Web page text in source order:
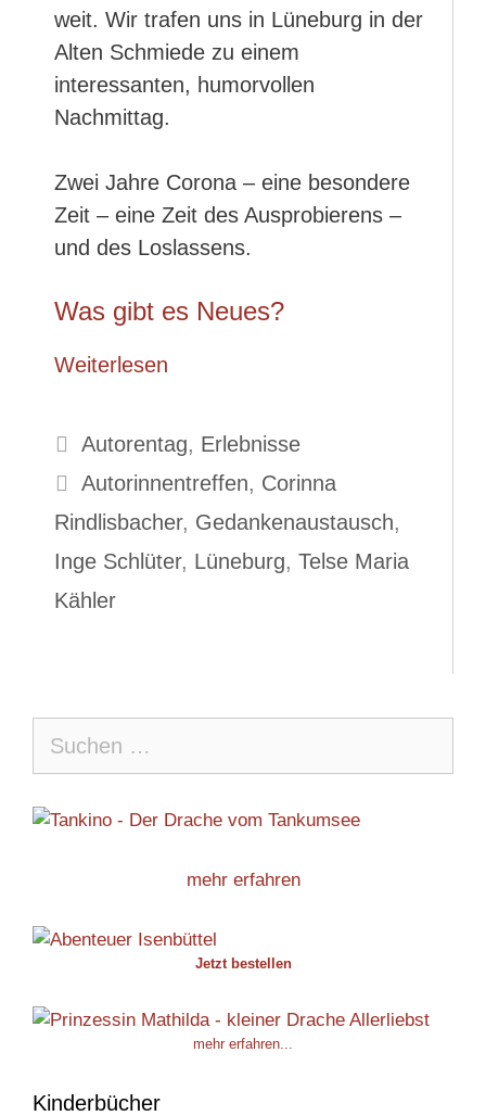
weit. Wir trafen uns in Lüneburg in der
Alten Schmiede zu einem
interessanten, humorvollen
Nachmittag.
Zwei Jahre Corona – eine besondere
Zeit – eine Zeit des Ausprobierens –
und des Loslassens.
Was gibt es Neues?
Weiterlesen
Kategorien
Autorentag, Erlebnisse
Schlagwörter
Autorinnentreffen, Corinna
Rindlisbacher, Gedankenaustausch,
Inge Schlüter, Lüneburg, Telse Maria
Kähler
nach:
mehr erfahren
Jetzt bestellen
mehr erfahren...
Kinderbücher